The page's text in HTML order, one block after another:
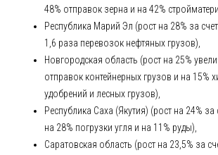
48% отправок зерна и на 42%
Республика Марий Эл (рост на 28% за
1,6 раза перевозок нефтяных грузов),
Новгородская область (рост на 25%
отправок контейнерных грузов и на 15%
удобрений и лесных грузов),
Республика Саха (Якутия) (рост на 24% за
на 28% погрузки угля и на 11% руды),
Саратовская область (рост на 23,5% за